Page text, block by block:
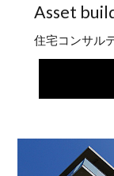
Asset
住宅コンサル